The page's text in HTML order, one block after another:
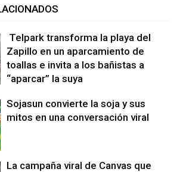
Telpark transforma la playa del
Zapillo en un aparcamiento de
toallas e invita a los bañistas a
“aparcar” la suya
Sojasun convierte la soja y sus
mitos en una conversación viral
La campaña viral de Canvas que